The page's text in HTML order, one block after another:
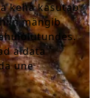
keha kasutab
mängib
aidata
une